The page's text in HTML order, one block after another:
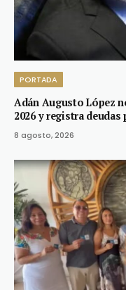
PORTADA
Adán Augusto López
2026 y registra
8 agosto, 2026